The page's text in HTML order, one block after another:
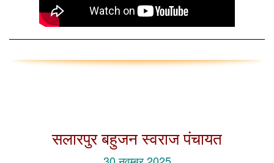
सलारपुर बहुजन स्वराज पंचायत